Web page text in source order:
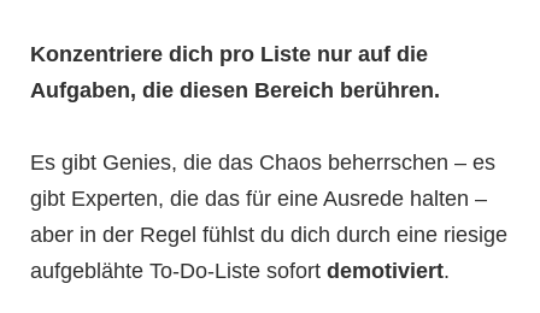
Konzentriere dich pro Liste nur auf die
Aufgaben, die diesen Bereich berühren.
Es gibt Genies, die das Chaos beherrschen – es
gibt Experten, die das für eine Ausrede halten –
aber in der Regel fühlst du dich durch eine riesige
aufgeblähte To-Do-Liste sofort demotiviert.